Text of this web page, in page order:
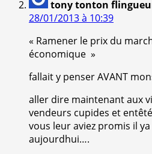
tony tonton
28/01/2013 à 10:39
« Ramener le prix du
économique »
fallait y penser AVANT
aller dire maintenant aux
vendeurs cupides et
vous leur aviez promis il
aujourdhui….